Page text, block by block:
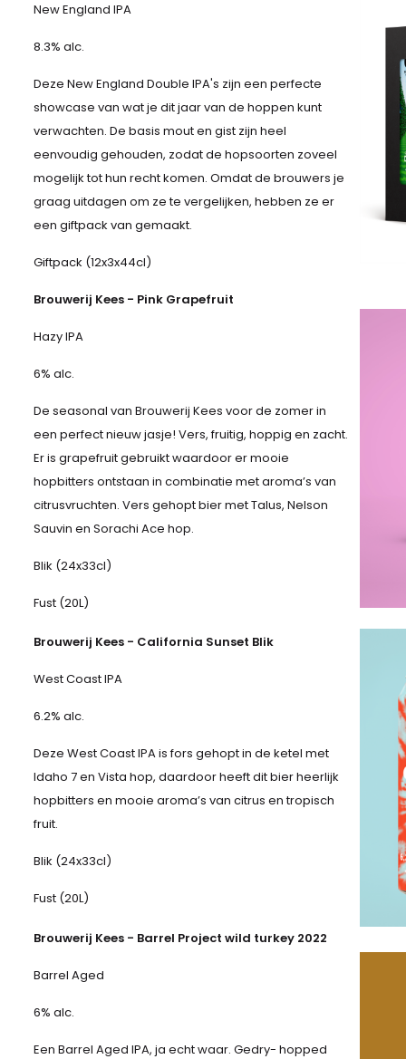
New England IPA
8.3% alc.
Deze New England Double IPA's zijn een perfecte
showcase van wat je dit jaar van de hoppen kunt
verwachten. De basis mout en gist zijn heel
eenvoudig gehouden, zodat de hopsoorten zoveel
mogelijk tot hun recht komen. Omdat de brouwers je
graag uitdagen om ze te vergelijken, hebben ze er
een giftpack van gemaakt.
Giftpack (12x3x44cl)
Brouwerij Kees - Pink Grapefruit
Hazy IPA
6% alc.
De seasonal van Brouwerij Kees voor de zomer in
een perfect nieuw jasje! Vers, fruitig, hoppig en zacht.
Er is grapefruit gebruikt waardoor er mooie
hopbitters ontstaan in combinatie met aroma’s van
citrusvruchten. Vers gehopt bier met Talus, Nelson
Sauvin en Sorachi Ace hop.
Blik (24x33cl)
Fust (20L)
Brouwerij Kees - California Sunset Blik
West Coast IPA
6.2% alc.
Deze West Coast IPA is fors gehopt in de ketel met
Idaho 7 en Vista hop, daardoor heeft dit bier heerlijk
hopbitters en mooie aroma’s van citrus en tropisch
fruit.
Blik (24x33cl)
Fust (20L)
Brouwerij Kees - Barrel Project wild turkey 2022
Barrel Aged
6% alc.
Een Barrel Aged IPA, ja echt waar. Gedry- hopped